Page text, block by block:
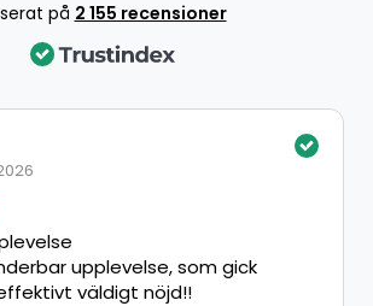
på 2 155 recensioner
upplevelse, som gick
väldigt nöjd!!